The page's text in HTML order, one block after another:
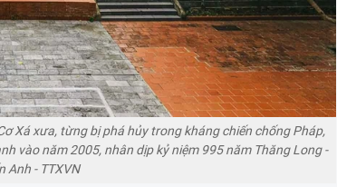
Xá xưa, từng bị phá hủy trong kháng chiến chống Pháp,
vào năm 2005, nhân dịp kỷ niệm 995 năm Thăng Long -
Anh - TTXVN